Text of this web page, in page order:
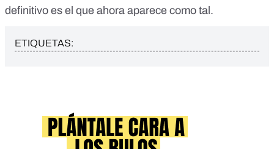
definitivo es el que ahora aparece como tal.
ETIQUETAS: